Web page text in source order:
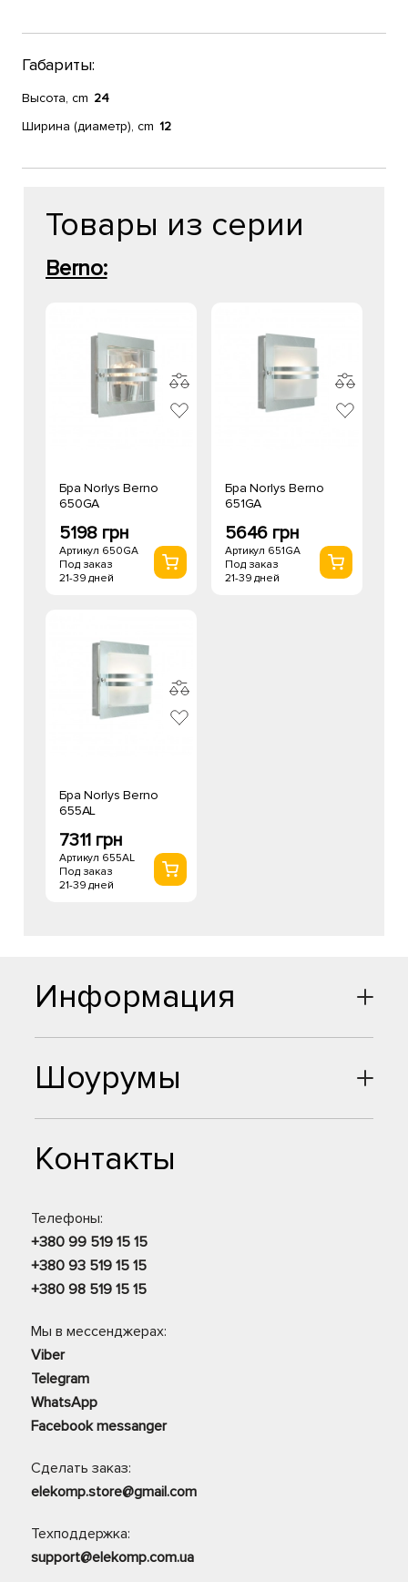
Габариты:
Высота, cm 24
Ширина (диаметр), cm 12
Товары из серии
Berno:
Бра Norlys Berno
650GA
5198 грн
Артикул 650GA
Под заказ
21-39 дней
Бра Norlys Berno
651GA
5646 грн
Артикул 651GA
Под заказ
21-39 дней
Бра Norlys Berno
655AL
7311 грн
Артикул 655AL
Под заказ
21-39 дней
Шоурумы
Контакты
Телефоны:
+380 99 519 15 15
+380 93 519 15 15
+380 98 519 15 15
Мы в мессенджерах:
Viber
Telegram
WhatsApp
Facebook messanger
Сделать заказ:
elekomp.store@gmail.com
Техподдержка:
support@elekomp.com.ua
Информация